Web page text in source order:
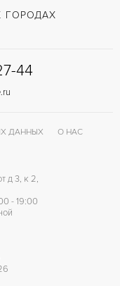
ГОРОДАХ
44
ДАННЫХ
О НАС
д 3, к 2,
- 19:00